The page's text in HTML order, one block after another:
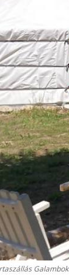
Galambok